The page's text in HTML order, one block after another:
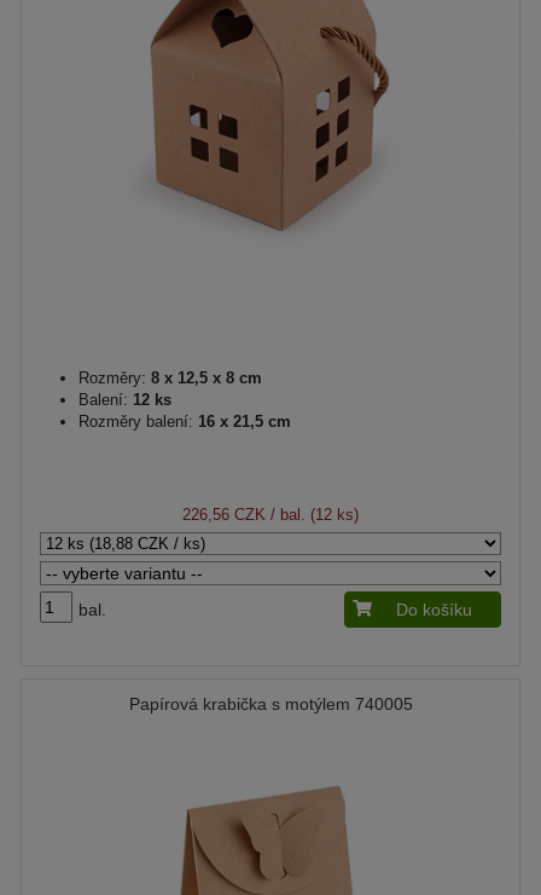
Rozměry: 8 x 12,5 x 8 cm
Balení: 12 ks
Rozměry balení: 16 x 21,5 cm
226,56 CZK / bal. (12 ks)
bal. Do košíku
Papírová krabička s motýlem 740005